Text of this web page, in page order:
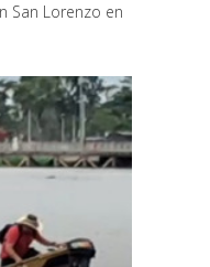
San Lorenzo en